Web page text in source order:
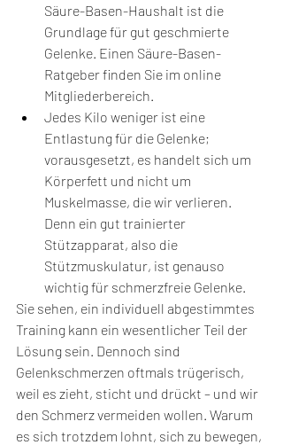
Säure-Basen-Haushalt ist die
Grundlage für gut geschmierte
Gelenke. Einen Säure-Basen-
Ratgeber finden Sie im online
Mitgliederbereich.
Jedes Kilo weniger ist eine
Entlastung für die Gelenke;
vorausgesetzt, es handelt sich um
Körperfett und nicht um
Muskelmasse, die wir verlieren.
Denn ein gut trainierter
Stützapparat, also die
Stützmuskulatur, ist genauso
wichtig für schmerzfreie Gelenke.
Sie sehen, ein individuell abgestimmtes
Training kann ein wesentlicher Teil der
Lösung sein. Dennoch sind
Gelenkschmerzen oftmals trügerisch,
weil es zieht, sticht und drückt – und wir
den Schmerz vermeiden wollen. Warum
es sich trotzdem lohnt, sich zu bewegen,